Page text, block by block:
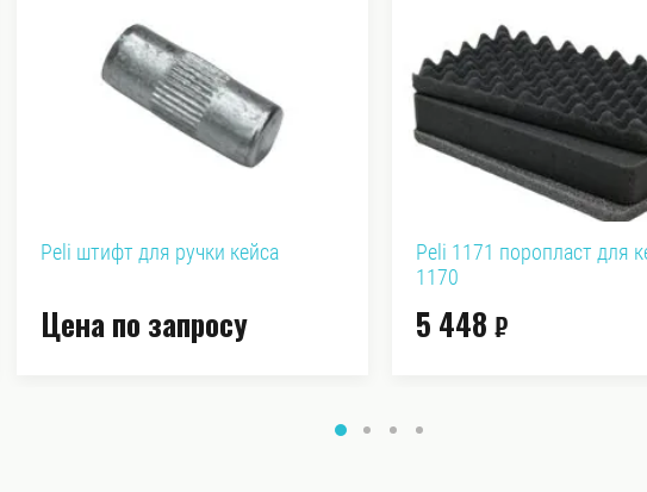
Peli штифт для ручки кейса
Цена по запросу
Peli 1171 поропласт для
1170
5 448 ₽